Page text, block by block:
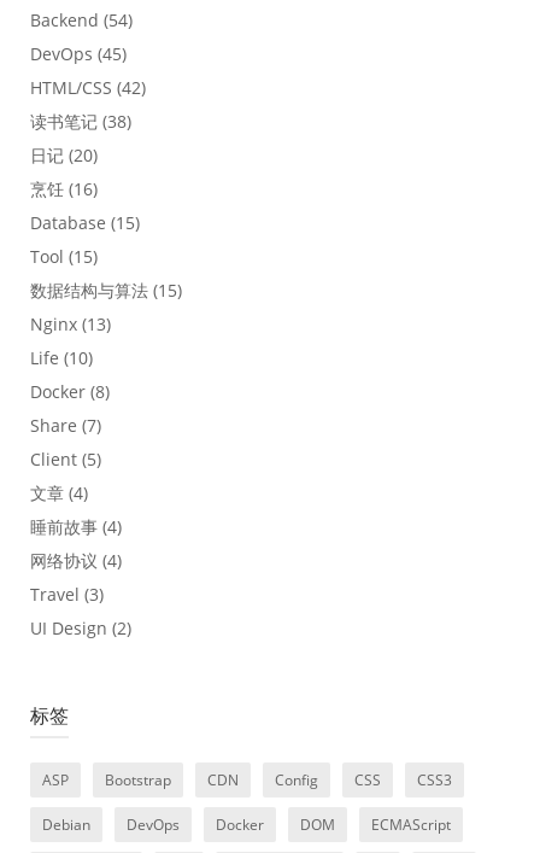
Backend (54)
DevOps (45)
HTML/CSS (42)
读书笔记 (38)
日记 (20)
烹饪 (16)
Database (15)
Tool (15)
数据结构与算法 (15)
Nginx (13)
Life (10)
Docker (8)
Share (7)
Client (5)
文章 (4)
睡前故事 (4)
网络协议 (4)
Travel (3)
UI Design (2)
标签
ASP Bootstrap CDN Config CSS CSS3
Debian DevOps Docker DOM ECMAScript